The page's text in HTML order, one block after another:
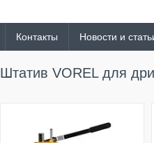
Контакты Новости и
Штатив VOREL для